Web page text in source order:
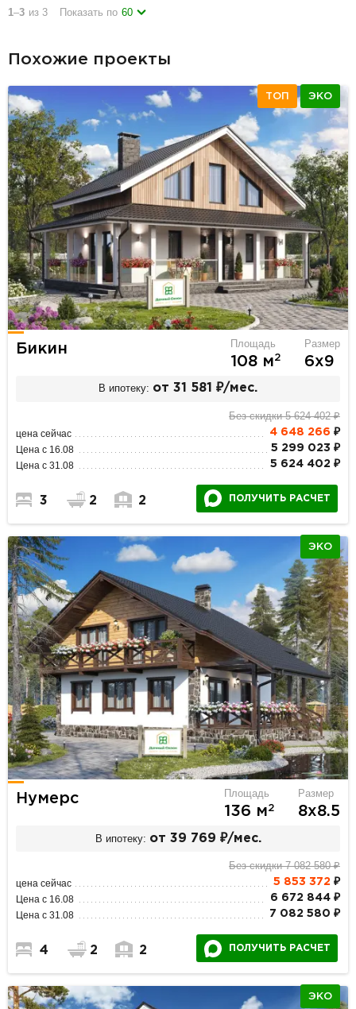
1–3 из 3 Показать по 60
Похожие проекты
ТОП ЭКО
Бикин Площадь
108 м2
Размер
6х9
В ипотеку: от 31 581 ₽/мес.
Без скидки 5 624 402 ₽
цена сейчас 4 648 266 ₽
Цена с 16.08 5 299 023 ₽
Цена с 31.08 5 624 402 ₽
3 2 2 ПОЛУЧИТЬ РАСЧЕТ
ЭКО
Нумерс Площадь
136 м2
Размер
8х8.5
В ипотеку: от 39 769 ₽/мес.
Без скидки 7 082 580 ₽
цена сейчас 5 853 372₽
Цена с 16.08 6 672 844 ₽
Цена с 31.08 7 082 580 ₽
4 2 2 ПОЛУЧИТЬ РАСЧЕТ
ЭКО